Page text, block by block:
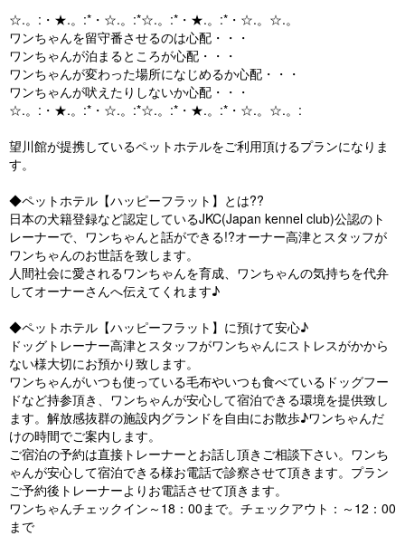
o
u
s
☆.。:・★.。:*・☆.。:*☆.。:*・★.。:*・☆.。☆.。
ワンちゃんを留守番させるのは心配・・・
ワンちゃんが泊まるところが心配・・・
ワンちゃんが変わった場所になじめるか心配・・・
ワンちゃんが吠えたりしないか心配・・・
☆.。:・★.。:*・☆.。:*☆.。:*・★.。:*・☆.。☆.。:
望川館が提携しているペットホテルをご利用頂けるプランになりま
す。
◆ペットホテル【ハッピーフラット】とは??
日本の犬籍登録など認定しているJKC(Japan kennel club)公認のト
レーナーで、ワンちゃんと話ができる!?オーナー高津とスタッフが
ワンちゃんのお世話を致します。
人間社会に愛されるワンちゃんを育成、ワンちゃんの気持ちを代弁
してオーナーさんへ伝えてくれます♪
◆ペットホテル【ハッピーフラット】に預けて安心♪
ドッグトレーナー高津とスタッフがワンちゃんにストレスがかから
ない様大切にお預かり致します。
ワンちゃんがいつも使っている毛布やいつも食べているドッグフー
ドなど持参頂き、ワンちゃんが安心して宿泊できる環境を提供致し
ます。解放感抜群の施設内グランドを自由にお散歩♪ワンちゃんだ
けの時間でご案内します。
ご宿泊の予約は直接トレーナーとお話し頂きご相談下さい。ワンち
ゃんが安心して宿泊できる様お電話で診察させて頂きます。プラン
ご予約後トレーナーよりお電話させて頂きます。
ワンちゃんチェックイン～18：00まで。チェックアウト：～12：00
まで